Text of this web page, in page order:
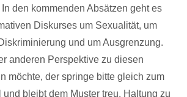
den kommenden Absätzen geht es
Diskurses um Sexualität, um
und um Ausgrenzung.
anderen Perspektive zu diesen
möchte, der springe bitte gleich zum
bleibt dem Muster treu, Haltung zu